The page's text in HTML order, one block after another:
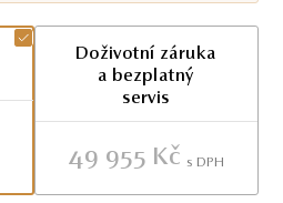
Doživotní záruka
a bezplatný
servis
49 955 Kč S DPH